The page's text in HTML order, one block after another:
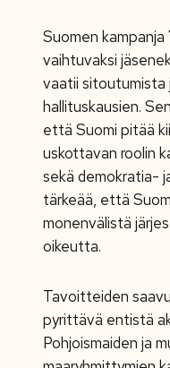
Suomen
vaihtuvaksi
vaatii sitoutumista
hallituskausien.
että Suomi pitää
uskottavan roolin
sekä demokratia-
tärkeää, että
monenvälistä
oikeutta.
Tavoitteiden
pyrittävä entistä
Pohjoismaiden ja